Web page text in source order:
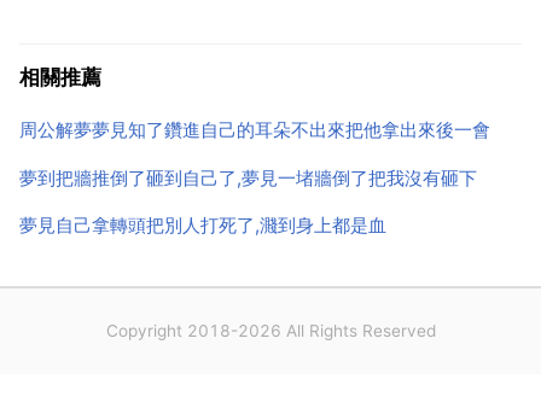
越大，更不利於身心健康，希望我的回答能幫助到您，
相關推薦
周公解夢夢見知了鑽進自己的耳朵不出來把他拿出來後一會
夢到把牆推倒了砸到自己了,夢見一堵牆倒了把我沒有砸下
夢見自己拿轉頭把別人打死了,濺到身上都是血
Copyright 2018-2026 All Rights Reserved